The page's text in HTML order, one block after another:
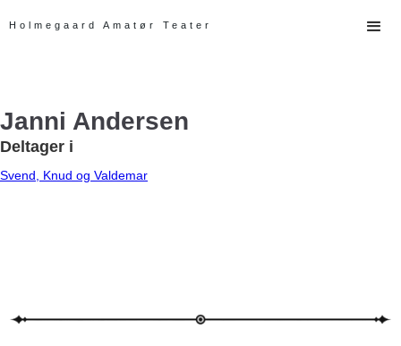
Holmegaard Amatør Teater
Janni Andersen
Deltager i
Svend, Knud og Valdemar